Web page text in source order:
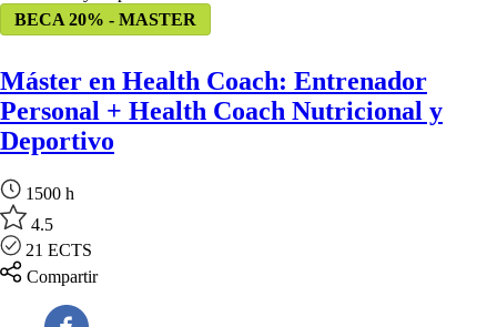
BECA 20% - MASTER
Máster en Health Coach: Entrenador
Personal + Health Coach Nutricional y
Deportivo
1500 h
4.5
21 ECTS
Compartir